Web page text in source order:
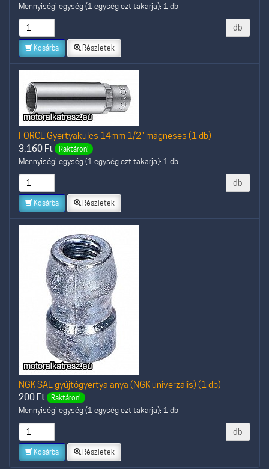
Mennyiségi egység (1 egység ezt takarja): 1 db
db
Kosárba Részletek
FORCE Gyertyakulcs 14mm 1/2" mágneses (1 db)
3.160 Ft Raktáron!
Mennyiségi egység (1 egység ezt takarja): 1 db
db
Kosárba Részletek
NGK SAE gyújtógyertya anya (NGK univerzális) (1 db)
200 Ft Raktáron!
Mennyiségi egység (1 egység ezt takarja): 1 db
db
Kosárba Részletek